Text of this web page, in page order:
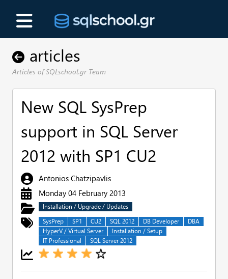
articles
Articles of SQLschool.gr Team
New SQL SysPrep
support in SQL Server
2012 with SP1 CU2
Antonios Chatzipavlis
Monday 04 February 2013
Installation / Upgrade / Updates
SysPrep
SP1 CU2 SQL 2012 DB Developer
DBA
HyperV / Virtual Server
Installation / Setup
IT Professional
SQL Server 2012